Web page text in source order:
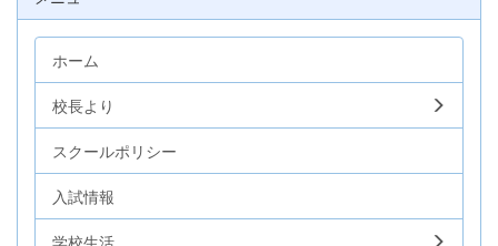
ホーム
校長より
スクールポリシー
入試情報